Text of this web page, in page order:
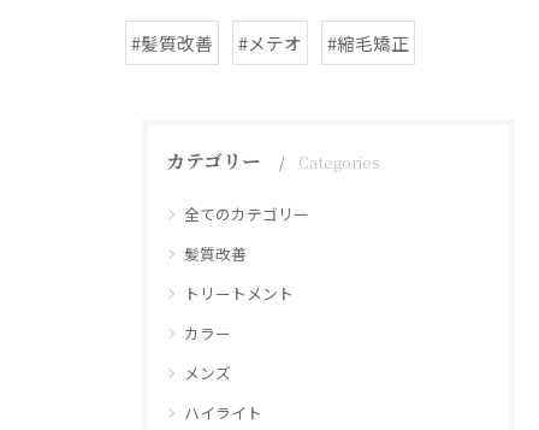
#髪質改善 #メテオ #縮毛矯正
カテゴリー Categories
全てのカテゴリー
髪質改善
トリートメント
カラー
メンズ
ハイライト